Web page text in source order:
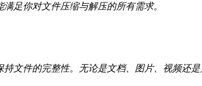
足你对文件压缩与解压的所有需求。
文件的完整性。无论是文档、图片、视频还